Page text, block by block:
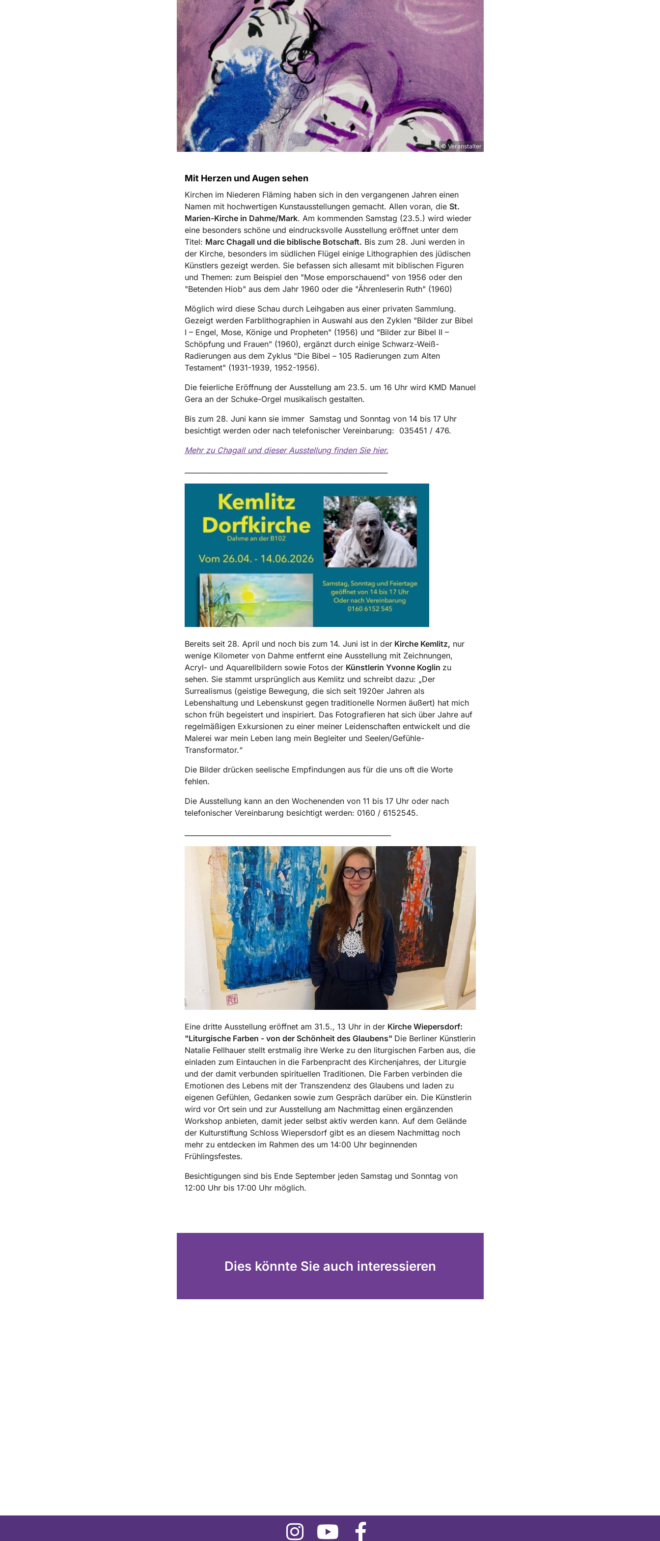
© Veranstalter
Mit Herzen und Augen sehen
Kirchen im Niederen Fläming haben sich in den vergangenen Jahren einen
Namen mit hochwertigen Kunstausstellungen gemacht. Allen voran, die St.
Marien-Kirche in Dahme/Mark. Am kommenden Samstag (23.5.) wird wieder
eine besonders schöne und eindrucksvolle Ausstellung eröffnet unter dem
Titel: Marc Chagall und die biblische Botschaft. Bis zum 28. Juni werden in
der Kirche, besonders im südlichen Flügel einige Lithographien des jüdischen
Künstlers gezeigt werden. Sie befassen sich allesamt mit biblischen Figuren
und Themen: zum Beispiel den "Mose emporschauend" von 1956 oder den
"Betenden Hiob" aus dem Jahr 1960 oder die "Ährenleserin Ruth" (1960)
Möglich wird diese Schau durch Leihgaben aus einer privaten Sammlung.
Gezeigt werden Farblithographien in Auswahl aus den Zyklen "Bilder zur Bibel
I – Engel, Mose, Könige und Propheten" (1956) und "Bilder zur Bibel II –
Schöpfung und Frauen" (1960), ergänzt durch einige Schwarz-Weiß-
Radierungen aus dem Zyklus "Die Bibel – 105 Radierungen zum Alten
Testament" (1931-1939, 1952-1956).
Die feierliche Eröffnung der Ausstellung am 23.5. um 16 Uhr wird KMD Manuel
Gera an der Schuke-Orgel musikalisch gestalten.
Bis zum 28. Juni kann sie immer Samstag und Sonntag von 14 bis 17 Uhr
besichtigt werden oder nach telefonischer Vereinbarung: 035451 / 476.
Mehr zu Chagall und dieser Ausstellung finden Sie hier.
Bereits seit 28. April und noch bis zum 14. Juni ist in derKirche Kemlitz, nur
wenige Kilometer von Dahme entfernt eine Ausstellung mit Zeichnungen,
Acryl- und Aquarellbildern sowie Fotos der Künstlerin Yvonne Koglin zu
sehen. Sie stammt ursprünglich aus Kemlitz und schreibt dazu: „Der
Surrealismus (geistige Bewegung, die sich seit 1920er Jahren als
Lebenshaltung und Lebenskunst gegen traditionelle Normen äußert) hat mich
schon früh begeistert und inspiriert. Das Fotografieren hat sich über Jahre auf
regelmäßigen Exkursionen zu einer meiner Leidenschaften entwickelt und die
Malerei war mein Leben lang mein Begleiter und Seelen/Gefühle-
Transformator.“
Die Bilder drücken seelische Empfindungen aus für die uns oft die Worte
fehlen.
Die Ausstellung kann an den Wochenenden von 11 bis 17 Uhr oder nach
telefonischer Vereinbarung besichtigt werden: 0160 / 6152545.
Eine dritte Ausstellung eröffnet am 31.5., 13 Uhr in der Kirche Wiepersdorf:
"Liturgische Farben - von der Schönheit des Glaubens" Die Berliner Künstlerin
Natalie Fellhauer stellt erstmalig ihre Werke zu den liturgischen Farben aus, die
einladen zum Eintauchen in die Farbenpracht des Kirchenjahres, der Liturgie
und der damit verbunden spirituellen Traditionen. Die Farben verbinden die
Emotionen des Lebens mit der Transzendenz des Glaubens und laden zu
eigenen Gefühlen, Gedanken sowie zum Gespräch darüber ein. Die Künstlerin
wird vor Ort sein und zur Ausstellung am Nachmittag einen ergänzenden
Workshop anbieten, damit jeder selbst aktiv werden kann. Auf dem Gelände
der Kulturstiftung Schloss Wiepersdorf gibt es an diesem Nachmittag noch
mehr zu entdecken im Rahmen des um 14:00 Uhr beginnenden
Frühlingsfestes.
Besichtigungen sind bis Ende September jeden Samstag und Sonntag von
12:00 Uhr bis 17:00 Uhr möglich.
Dies könnte Sie auch interessieren